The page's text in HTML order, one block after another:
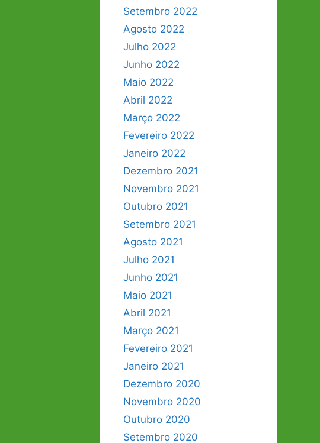
Setembro 2022
Agosto 2022
Julho 2022
Junho 2022
Maio 2022
Abril 2022
Março 2022
Fevereiro 2022
Janeiro 2022
Dezembro 2021
Novembro 2021
Outubro 2021
Setembro 2021
Agosto 2021
Julho 2021
Junho 2021
Maio 2021
Abril 2021
Março 2021
Fevereiro 2021
Janeiro 2021
Dezembro 2020
Novembro 2020
Outubro 2020
Setembro 2020